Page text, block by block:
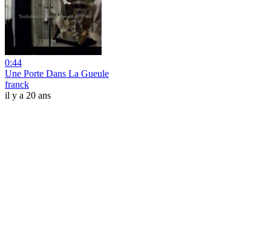
0:44
Une Porte Dans La Gueule
franck
il y a 20 ans